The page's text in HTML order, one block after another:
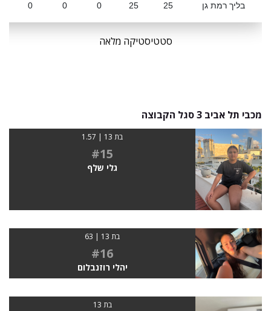
בליך רמת גן 25
25
0
0
0
סטטיסטיקה מלאה
מכבי תל אביב 3 סגל הקבוצה
בת 13 | 1.57
#15
גלי שלף
בת 13 | 63
#16
יהלי רוזנבלום
בת 13